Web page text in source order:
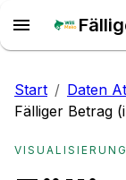
Start / Daten
Fälliger Betrag
VISUALISIERUNG